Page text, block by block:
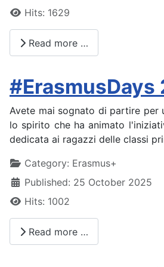
Hits: 1629
Read more …
#ErasmusDays
Avete mai sognato di partire per
lo spirito che ha animato
dedicata ai ragazzi delle classi
DetailsCategory: Erasmus+
Published: 25 October 2025
Hits: 1002
Read more …